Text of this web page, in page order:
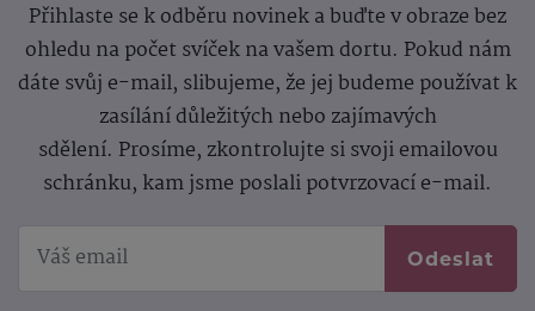
Přihlaste se k odběru novinek a buďte v obraze bez
ohledu na počet svíček na vašem dortu. Pokud nám
dáte svůj e-mail, slibujeme, že jej budeme používat k
zasílání důležitých nebo zajímavých
sdělení. Prosíme, zkontrolujte si svoji emailovou
schránku, kam jsme poslali potvrzovací e-mail.
Odeslat